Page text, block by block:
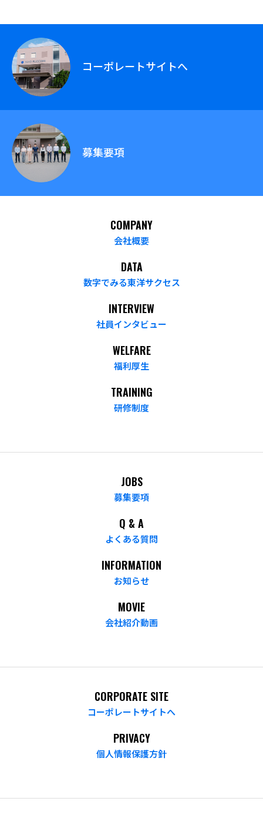
コーポレートサイトへ
募集要項
COMPANY
会社概要
DATA
数字でみる東洋サクセス
INTERVIEW
社員インタビュー
WELFARE
福利厚生
TRAINING
研修制度
JOBS
募集要項
Q & A
よくある質問
INFORMATION
お知らせ
MOVIE
会社紹介動画
CORPORATE SITE
コーポレートサイトへ
PRIVACY
個人情報保護方針